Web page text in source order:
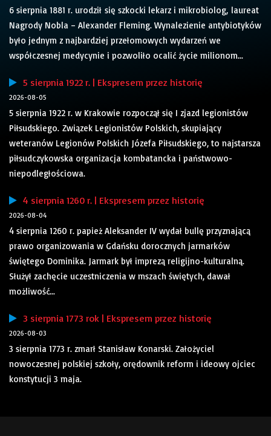
6 sierpnia 1881 r. urodził się szkocki lekarz i mikrobiolog, laureat
Nagrody Nobla – Alexander Fleming. Wynalezienie antybiotyków
było jednym z najbardziej przełomowych wydarzeń we
współczesnej medycynie i pozwoliło ocalić życie milionom...
5 sierpnia 1922 r. | Ekspresem przez historię
2026-08-05
5 sierpnia 1922 r. w Krakowie rozpoczął się I zjazd legionistów
Piłsudskiego. Związek Legionistów Polskich, skupiający
weteranów Legionów Polskich Józefa Piłsudskiego, to najstarsza
piłsudczykowska organizacja kombatancka i państwowo-
niepodległościowa.
4 sierpnia 1260 r. | Ekspresem przez historię
2026-08-04
4 sierpnia 1260 r. papież Aleksander IV wydał bullę przyznającą
prawo organizowania w Gdańsku dorocznych jarmarków
świętego Dominika. Jarmark był imprezą religijno-kulturalną.
Służył zachęcie uczestniczenia w mszach świętych, dawał
możliwość...
3 sierpnia 1773 rok | Ekspresem przez historię
2026-08-03
3 sierpnia 1773 r. zmarł Stanisław Konarski. Założyciel
nowoczesnej polskiej szkoły, orędownik reform i ideowy ojciec
konstytucji 3 maja.